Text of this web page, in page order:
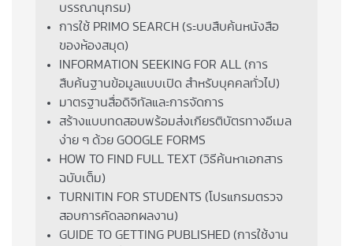
บรรณานุกรม)
การใช้ PRIMO SEARCH (ระบบสืบค้นหนังสือ
ของห้องสมุด)
INFORMATION SEEKING FOR ALL (การ
สืบค้นฐานข้อมูลแบบเปิด สำหรับบุคคลทั่วไป)
มาตรฐานสื่อดิจิทัลและการจัดการ
สร้างแบบทดสอบพร้อมส่งเกียรติบัตรทางอีเมล
ง่าย ๆ ด้วย GOOGLE FORMS
HOW TO FIND FULL TEXT (วิธีค้นหาเอกสาร
ฉบับเต็ม)
TURNITIN FOR STUDENTS (โปรแกรมตรวจ
สอบการคัดลอกผลงาน)
GUIDE TO GETTING PUBLISHED (การใช้งาน